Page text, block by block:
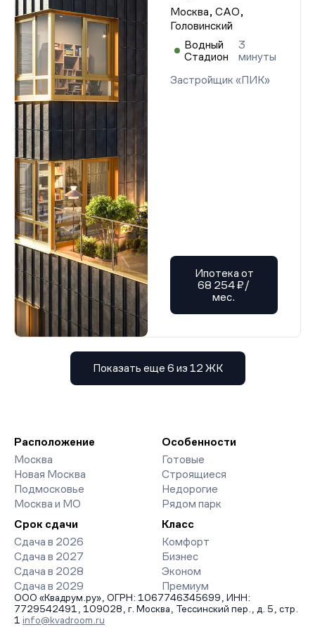
Москва, САО,
Головинский
Водный
Стадион
3
минуты
Застройщик «ПИК»
Ипотека от
68 254 ₽/
мес.
Показать еще 6 из 12 ЖК
Расположение
Москва
Новая Москва
Подмосковье
Москва и МО
Особенности
Готовые
Строящиеся
Недорогие
Рядом парк
Срок сдачи
Сдача в 2026
Сдача в 2027
Сдача в 2028
Сдача в 2029
Класс
Комфорт
Бизнес
Эконом
Премиум
ООО «Квадрум.ру», ОГРН: 1067746345699, ИНН:
7729542491, 109028, г. Москва, Тессинский пер., д. 5, стр.
1 info@kvadroom.ru